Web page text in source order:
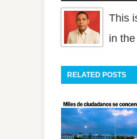
This
in
RELATED POSTS